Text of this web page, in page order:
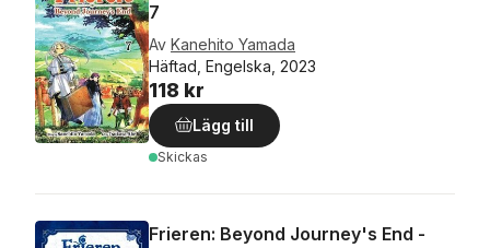
7
Av Kanehito Yamada
Häftad, Engelska, 2023
118 kr
Lägg till
Skickas
Frieren: Beyond Journey's End -